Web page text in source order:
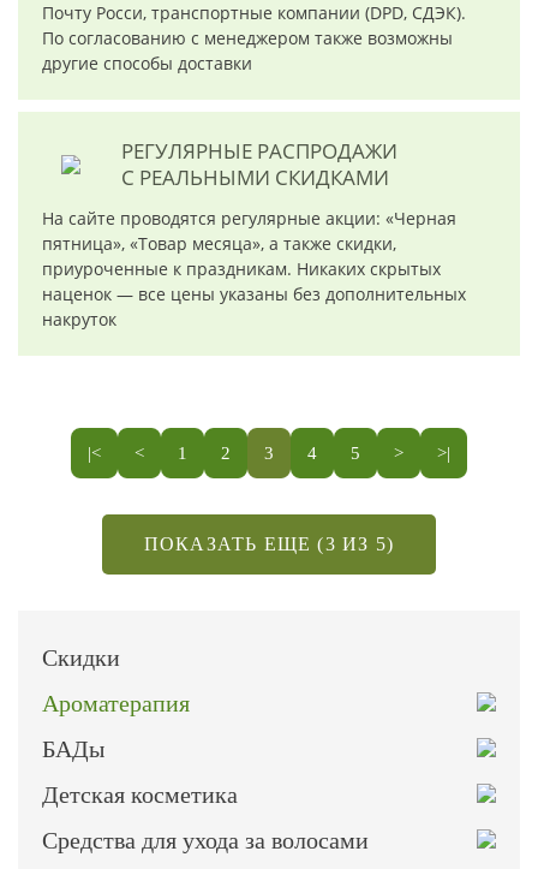
Скидки
Ароматерапия
БАДы
Детская косметика
Средства для ухода за волосами
Почту Росси, транспортные компании (DPD, СДЭК).
По согласованию с менеджером также возможны
другие способы доставки
РЕГУЛЯРНЫЕ РАСПРОДАЖИ
С РЕАЛЬНЫМИ СКИДКАМИ
На сайте проводятся регулярные акции: «Черная
пятница», «Товар месяца», а также скидки,
приуроченные к праздникам. Никаких скрытых
наценок — все цены указаны без дополнительных
накруток
|< < 1 2 3 4 5 > >|
ПОКАЗАТЬ ЕЩЕ (3 ИЗ 5)